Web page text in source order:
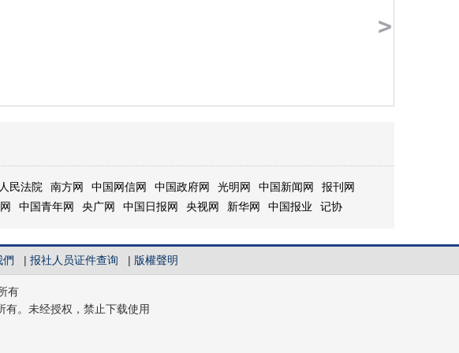
>
民法院 南方网 中国网信网 中国政府网 光明网 中国新闻网
报刊网
中国青年网 央广网 中国日报网 央视网 新华网 中国报业 记协
們 | 报社人员证件查询 | 版權聲明
有
。未经授权，禁止下载使用